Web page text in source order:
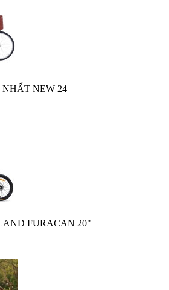
NEW 24
FURACAN 20"